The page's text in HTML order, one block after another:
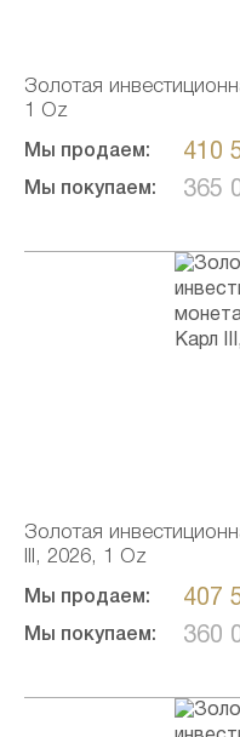
Золотая
1 Oz
Мы продаем: 410
Мы покупаем: 365
Золотая
III, 2026, 1 Oz
Мы продаем: 407
Мы покупаем: 360